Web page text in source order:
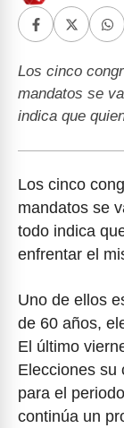
Los cinco
mandatos se
indica que
Los cinco
mandatos se
todo indica
enfrentar el
Uno de ellos
de 60 años,
El último
Elecciones su
para el
continúa un